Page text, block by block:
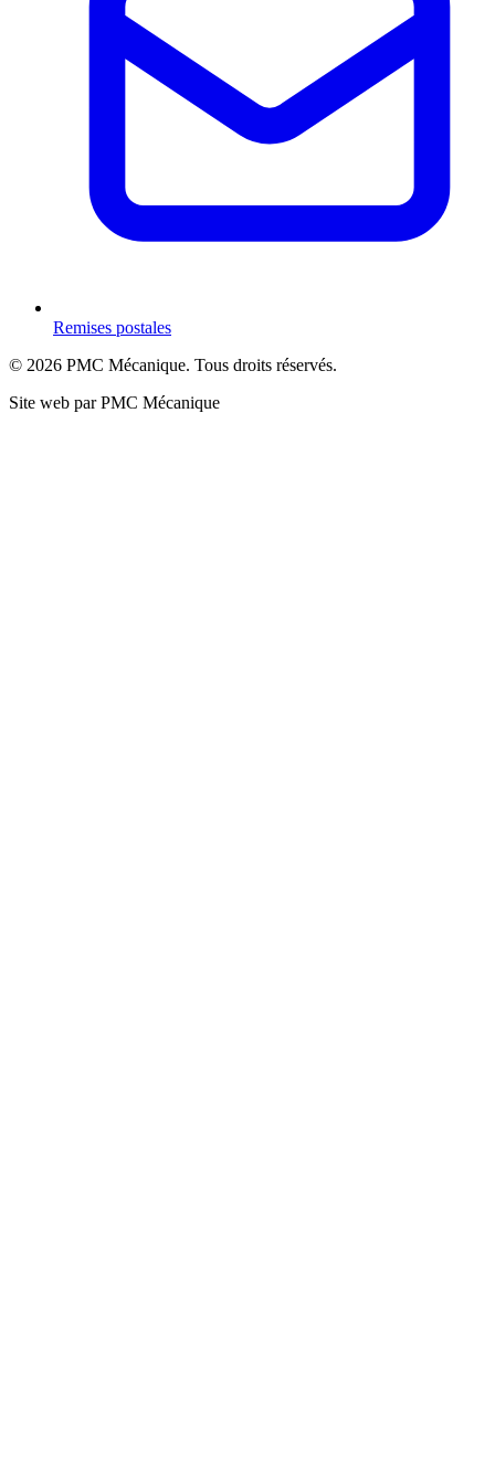
Remises postales
© 2026 PMC Mécanique. Tous droits réservés.
Site web par PMC Mécanique